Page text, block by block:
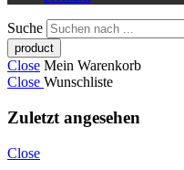
Suche
Close Mein Warenkorb
Close Wunschliste
Zuletzt angesehen
Close